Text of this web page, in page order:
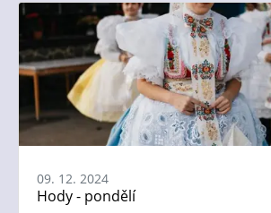
09. 12. 2024
Hody - pondělí